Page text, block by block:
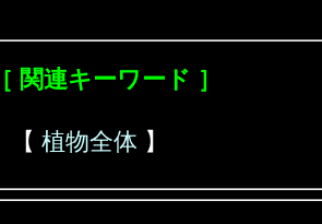
［ 関連キーワード ］
【 植物全体 】